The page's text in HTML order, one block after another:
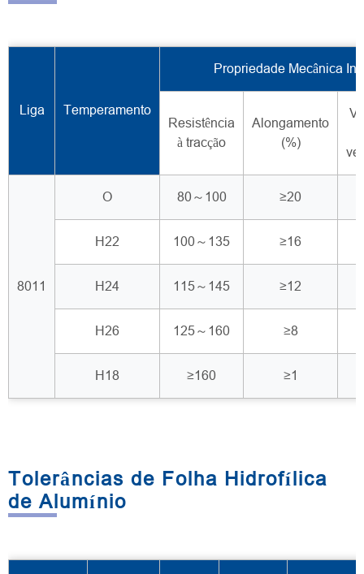
Liga Temperamento
Propriedade Mecânica
Resistência
à tracção
Alongamento
(%)
8011
O 80～100 ≥20
H22 100～135 ≥16
H24 115～145 ≥12
H26 125～160 ≥8
H18 ≥160 ≥1
Tolerâncias de Folha Hidrofílica
de Alumínio